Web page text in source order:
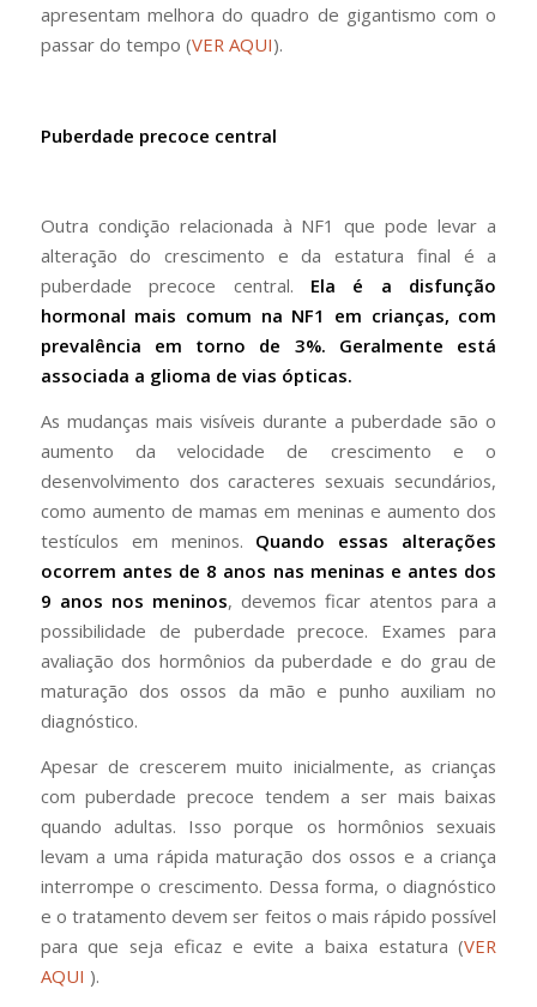
apresentam melhora do quadro de gigantismo com o
passar do tempo (VER AQUI).
Puberdade precoce central
Outra condição relacionada à NF1 que pode levar a
alteração do crescimento e da estatura final é a
puberdade precoce central. Ela é a disfunção
hormonal mais comum na NF1 em crianças, com
prevalência em torno de 3%. Geralmente está
associada a glioma de vias ópticas.
As mudanças mais visíveis durante a puberdade são o
aumento da velocidade de crescimento e o
desenvolvimento dos caracteres sexuais secundários,
como aumento de mamas em meninas e aumento dos
testículos em meninos. Quando essas alterações
ocorrem antes de 8 anos nas meninas e antes dos
9 anos nos meninos, devemos ficar atentos para a
possibilidade de puberdade precoce. Exames para
avaliação dos hormônios da puberdade e do grau de
maturação dos ossos da mão e punho auxiliam no
diagnóstico.
Apesar de crescerem muito inicialmente, as crianças
com puberdade precoce tendem a ser mais baixas
quando adultas. Isso porque os hormônios sexuais
levam a uma rápida maturação dos ossos e a criança
interrompe o crescimento. Dessa forma, o diagnóstico
e o tratamento devem ser feitos o mais rápido possível
para que seja eficaz e evite a baixa estatura (VER
AQUI ).